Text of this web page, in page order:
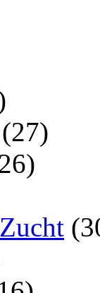
(27)